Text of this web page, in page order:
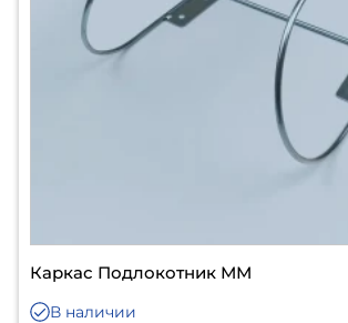
Каркас Подлокотник ММ
В наличии